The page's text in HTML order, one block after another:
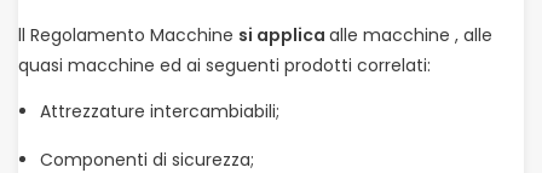
ll Regolamento Macchine si applica alle macchine , alle
quasi macchine ed ai seguenti prodotti correlati:
Attrezzature intercambiabili;
Componenti di sicurezza;